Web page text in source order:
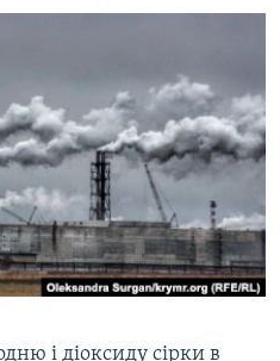
і діоксиду сірки в